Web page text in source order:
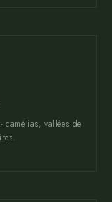
camélias, vallées de